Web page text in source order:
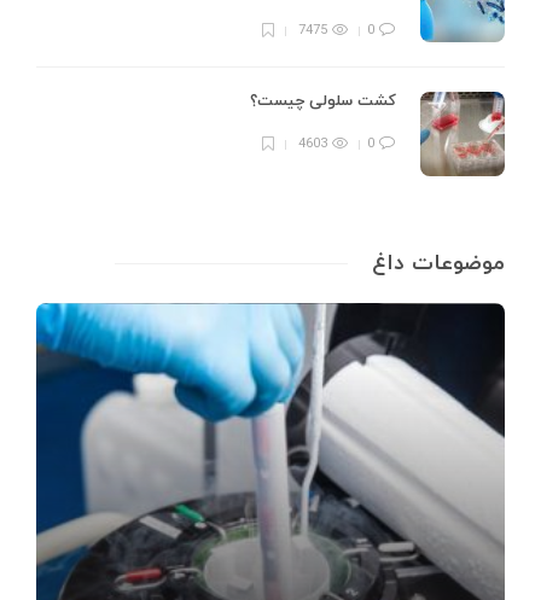
0
7475
کشت سلولی چیست؟
0
4603
موضوعات داغ